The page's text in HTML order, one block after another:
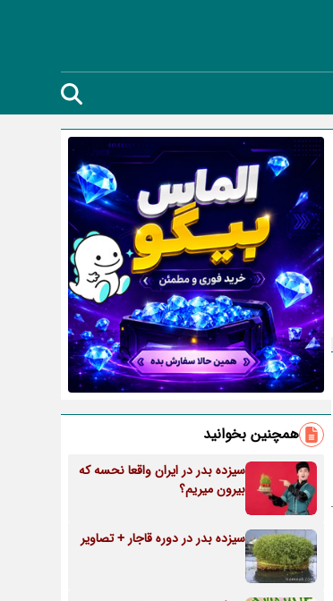
همچنین بخوانید
سیزده بدر در ایران واقعا نحسه که
بیرون میریم؟
سیزده بدر در دوره قاجار + تصاویر